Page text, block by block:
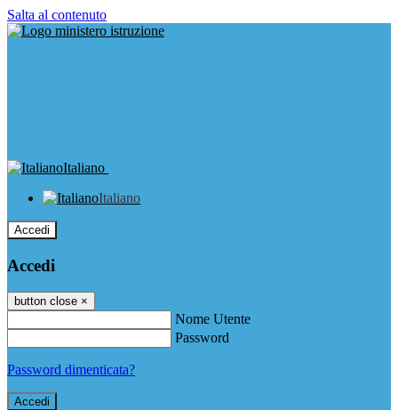
Salta al contenuto
Italiano
Italiano
Accedi
Accedi
button close ×
Nome Utente
Password
Password dimenticata?